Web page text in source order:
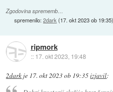
Zgodovina sprememb…
spremenilo:2dark(17. okt 2023 ob 19:35)
ripmork
:: 17. okt 2023, 19:48
2dark je 17. okt 2023 ob 19:35izjavil: